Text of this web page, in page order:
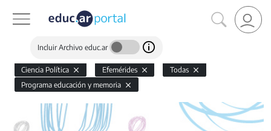
Incluir Archivo educ.ar
Ciencia Política Efemérides
Todas
Programa educación y memoria